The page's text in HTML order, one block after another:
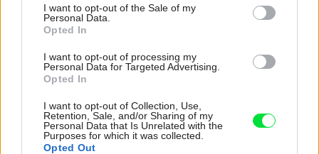
consent section.
I want to opt-out of the Sale of my
Personal Data.
Opted In
I want to opt-out of processing my
Personal Data for Targeted Advertising.
Opted In
I want to opt-out of Collection, Use,
Retention, Sale, and/or Sharing of my
Personal Data that Is Unrelated with the
Purposes for which it was collected.
Opted Out
Trápi vás mokré murivo doma alebo na chate?
Zapojte sa do súťaže a vyhrajte jeho rýchle
vysušenie